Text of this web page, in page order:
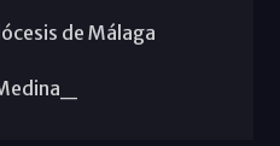
de Málaga